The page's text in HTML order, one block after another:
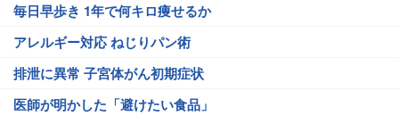
毎日早歩き 1年で何キロ痩せるか
アレルギー対応 ねじりパン術
排泄に異常 子宮体がん初期症状
医師が明かした「避けたい食品」